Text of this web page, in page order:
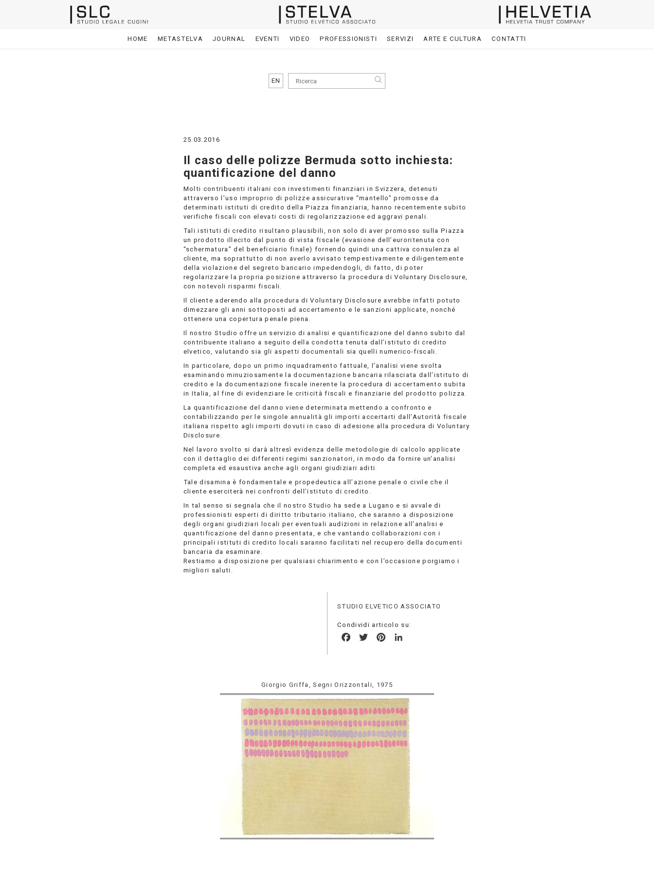
HOME METASTELVA JOURNAL EVENTI VIDEO PROFESSIONISTI SERVIZI ARTE E CULTURA CONTATTI
EN
25.03.2016
Il caso delle polizze Bermuda sotto inchiesta:
quantificazione del danno
Molti contribuenti italiani con investimenti finanziari in Svizzera, detenuti
attraverso l’uso improprio di polizze assicurative “mantello” promosse da
determinati istituti di credito della Piazza finanziaria, hanno recentemente subito
verifiche fiscali con elevati costi di regolarizzazione ed aggravi penali.
Tali istituti di credito risultano plausibili, non solo di aver promosso sulla Piazza
un prodotto illecito dal punto di vista fiscale (evasione dell’euroritenuta con
“schermatura” del beneficiario finale) fornendo quindi una cattiva consulenza al
cliente, ma soprattutto di non averlo avvisato tempestivamente e diligentemente
della violazione del segreto bancario impedendogli, di fatto, di poter
regolarizzare la propria posizione attraverso la procedura di Voluntary Disclosure,
con notevoli risparmi fiscali.
Il cliente aderendo alla procedura di Voluntary Disclosure avrebbe infatti potuto
dimezzare gli anni sottoposti ad accertamento e le sanzioni applicate, nonché
ottenere una copertura penale piena.
Il nostro Studio offre un servizio di analisi e quantificazione del danno subito dal
contribuente italiano a seguito della condotta tenuta dall’istituto di credito
elvetico, valutando sia gli aspetti documentali sia quelli numerico-fiscali.
In particolare, dopo un primo inquadramento fattuale, l’analisi viene svolta
esaminando minuziosamente la documentazione bancaria rilasciata dall’istituto di
credito e la documentazione fiscale inerente la procedura di accertamento subita
in Italia, al fine di evidenziare le criticità fiscali e finanziarie del prodotto polizza.
La quantificazione del danno viene determinata mettendo a confronto e
contabilizzando per le singole annualità gli importi accertarti dall’Autorità fiscale
italiana rispetto agli importi dovuti in caso di adesione alla procedura di Voluntary
Disclosure.
Nel lavoro svolto si darà altresì evidenza delle metodologie di calcolo applicate
con il dettaglio dei differenti regimi sanzionatori, in modo da fornire un’analisi
completa ed esaustiva anche agli organi giudiziari aditi.
Tale disamina è fondamentale e propedeutica all’azione penale o civile che il
cliente eserciterà nei confronti dell’istituto di credito.
In tal senso si segnala che il nostro Studio ha sede a Lugano e si avvale di
professionisti esperti di diritto tributario italiano, che saranno a disposizione
degli organi giudiziari locali per eventuali audizioni in relazione all’analisi e
quantificazione del danno presentata, e che vantando collaborazioni con i
principali istituti di credito locali saranno facilitati nel recupero della documenti
bancaria da esaminare.
Restiamo a disposizione per qualsiasi chiarimento e con l’occasione porgiamo i
migliori saluti.
STUDIO ELVETICO ASSOCIATO
Condividi articolo su:
FacebookTwitterPinterest
Giorgio Griffa, Segni Orizzontali, 1975